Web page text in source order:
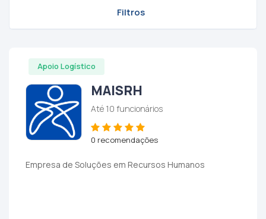
Filtros
Apoio Logístico
MAISRH
Até 10 funcionários
0 recomendações
Empresa de Soluções em Recursos Humanos